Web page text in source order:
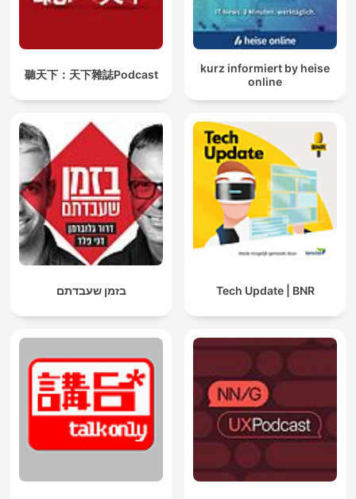
聽天下：天下雜誌Podcast
kurz informiert by heise
online
בזמן שעבדתם Tech Update | BNR